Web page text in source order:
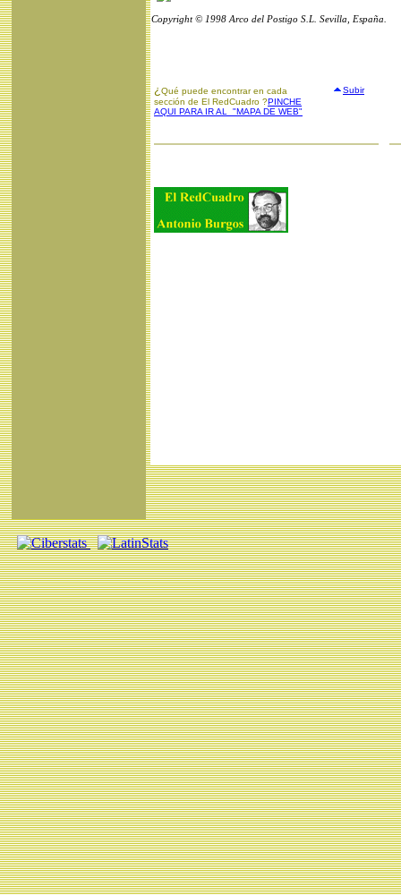
Copyright © 1998 Arco del Postigo S.L. Sevilla, España.
¿ Qué puede encontrar en cada
sección de El RedCuadro ?PINCHE
AQUI PARA IR AL "MAPA DE WEB"
Subir